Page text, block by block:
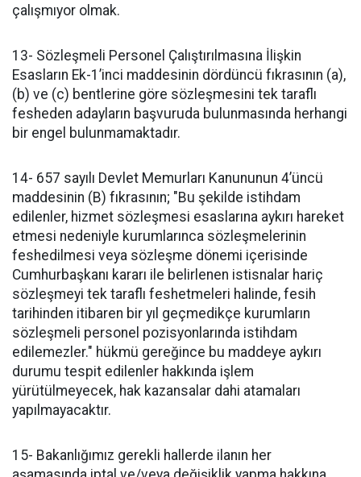
çalışmıyor olmak.
13- Sözleşmeli Personel Çalıştırılmasına İlişkin
Esasların Ek-1’inci maddesinin dördüncü fıkrasının (a),
(b) ve (c) bentlerine göre sözleşmesini tek taraflı
fesheden adayların başvuruda bulunmasında herhangi
bir engel bulunmamaktadır.
14- 657 sayılı Devlet Memurları Kanununun 4’üncü
maddesinin (B) fıkrasının; "Bu şekilde istihdam
edilenler, hizmet sözleşmesi esaslarına aykırı hareket
etmesi nedeniyle kurumlarınca sözleşmelerinin
feshedilmesi veya sözleşme dönemi içerisinde
Cumhurbaşkanı kararı ile belirlenen istisnalar hariç
sözleşmeyi tek taraflı feshetmeleri halinde, fesih
tarihinden itibaren bir yıl geçmedikçe kurumların
sözleşmeli personel pozisyonlarında istihdam
edilemezler." hükmü gereğince bu maddeye aykırı
durumu tespit edilenler hakkında işlem
yürütülmeyecek, hak kazansalar dahi atamaları
yapılmayacaktır.
15- Bakanlığımız gerekli hallerde ilanın her